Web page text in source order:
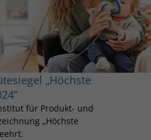
„Höchste
für Produkt- und
„Höchste